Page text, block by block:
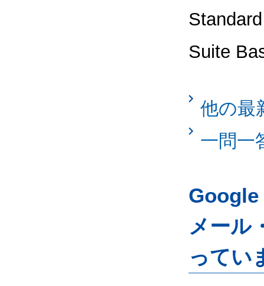
Suite
他の最
一問一
Google
メール
ってい